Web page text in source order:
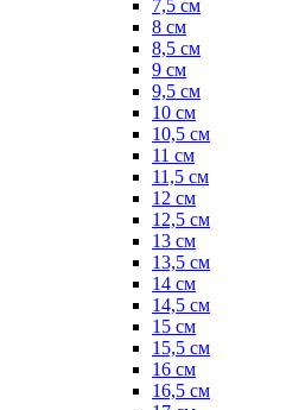
7,5 см
8 см
8,5 см
9 см
9,5 см
10 см
10,5 см
11 см
11,5 см
12 см
12,5 см
13 см
13,5 см
14 см
14,5 см
15 см
15,5 см
16 см
16,5 см